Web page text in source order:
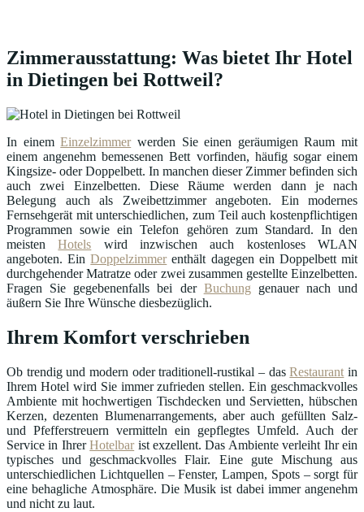
Zimmerausstattung: Was bietet Ihr Hotel
in Dietingen bei Rottweil?
In einemEinzelzimmerwerden Sie einen geräumigen Raum mit
einem angenehm bemessenen Bett vorfinden, häufig sogar einem
Kingsize- oder Doppelbett. In manchen dieser Zimmer befinden sich
auch zwei Einzelbetten. Diese Räume werden dann je nach
Belegung auch als Zweibettzimmer angeboten. Ein modernes
Fernsehgerät mit unterschiedlichen, zum Teil auch kostenpflichtigen
Programmen sowie ein Telefon gehören zum Standard. In den
meistenHotels wird inzwischen auch kostenloses WLAN
angeboten. EinDoppelzimmerenthält dagegen ein Doppelbett mit
durchgehender Matratze oder zwei zusammen gestellte Einzelbetten.
Fragen Sie gegebenenfalls bei der Buchung genauer nach und
äußern Sie Ihre Wünsche diesbezüglich.
Ihrem Komfort verschrieben
Ob trendig und modern oder traditionell-rustikal – dasRestaurant in
Ihrem Hotel wird Sie immer zufrieden stellen. Ein geschmackvolles
Ambiente mit hochwertigen Tischdecken und Servietten, hübschen
Kerzen, dezenten Blumenarrangements, aber auch gefüllten Salz-
und Pfefferstreuern vermitteln ein gepflegtes Umfeld. Auch der
Service in IhrerHotelbarist exzellent. Das Ambiente verleiht Ihr ein
typisches und geschmackvolles Flair. Eine gute Mischung aus
unterschiedlichen Lichtquellen – Fenster, Lampen, Spots – sorgt für
eine behagliche Atmosphäre. Die Musik ist dabei immer angenehm
und nicht zu laut.